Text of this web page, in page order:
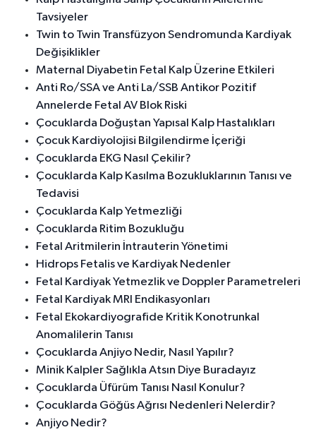
Tavsiyeler
Twin to Twin Transfüzyon Sendromunda Kardiyak
Değişiklikler
Maternal Diyabetin Fetal Kalp Üzerine Etkileri
Anti Ro/SSA ve Anti La/SSB Antikor Pozitif
Annelerde Fetal AV Blok Riski
Çocuklarda Doğuştan Yapısal Kalp Hastalıkları
Çocuk Kardiyolojisi Bilgilendirme İçeriği
Çocuklarda EKG Nasıl Çekilir?
Çocuklarda Kalp Kasılma Bozukluklarının Tanısı ve
Tedavisi
Çocuklarda Kalp Yetmezliği
Çocuklarda Ritim Bozukluğu
Fetal Aritmilerin İntrauterin Yönetimi
Hidrops Fetalis ve Kardiyak Nedenler
Fetal Kardiyak Yetmezlik ve Doppler Parametreleri
Fetal Kardiyak MRI Endikasyonları
Fetal Ekokardiyografide Kritik Konotrunkal
Anomalilerin Tanısı
Çocuklarda Anjiyo Nedir, Nasıl Yapılır?
Minik Kalpler Sağlıkla Atsın Diye Buradayız
Çocuklarda Üfürüm Tanısı Nasıl Konulur?
Çocuklarda Göğüs Ağrısı Nedenleri Nelerdir?
Anjiyo Nedir?